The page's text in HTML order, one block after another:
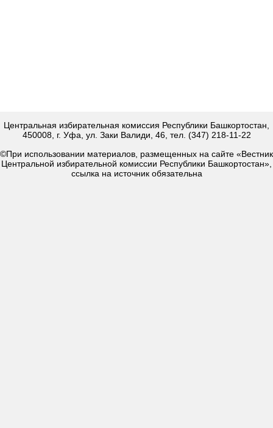
Центральная избирательная комиссия Республики Башкортостан,
450008, г. Уфа, ул. Заки Валиди, 46, тел. (347) 218-11-22
©При использовании материалов, размещенных на сайте «Вестник
Центральной избирательной комиссии Республики Башкортостан»,
ссылка на источник обязательна